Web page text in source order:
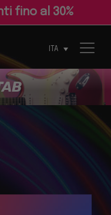
ti fno al 30%
ITA